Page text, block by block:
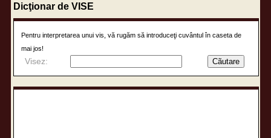
Dicţionar de VISE
Pentru interpretarea unui vis, vă rugăm să introduceţi cuvântul în caseta de
mai jos!
Visez: